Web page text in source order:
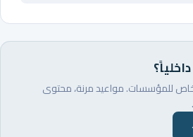
خاص للمؤسسات. مواعيد مرنة، محتوى